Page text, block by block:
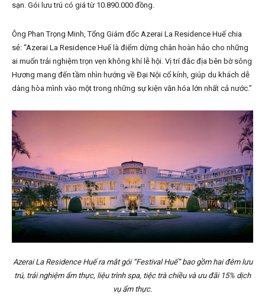
sạn. Gói lưu trú có giá từ 10.890.000 đồng.
Ông Phan Trọng Minh, Tổng Giám đốc Azerai La Residence Huế chia
sẻ: “Azerai La Residence Huế là điểm dừng chân hoàn hảo cho những
ai muốn trải nghiệm trọn vẹn không khí lễ hội. Vị trí đắc địa bên bờ sông
Hương mang đến tầm nhìn hướng về Đại Nội cổ kính, giúp du khách dễ
dàng hòa mình vào một trong những sự kiện văn hóa lớn nhất cả nước.”
Azerai La Residence Huế ra mắt gói “Festival Huế” bao gồm hai đêm lưu
trú, trải nghiệm ẩm thực, liệu trình spa, tiệc trà chiều và ưu đãi 15% dịch
vụ ẩm thực.